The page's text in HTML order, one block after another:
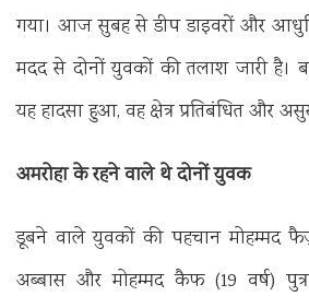
गया। आज सुबह से डीप डाइवरों और
मदद से दोनों युवकों की तलाश जारी है।
यह हादसा हुआ, वह क्षेत्र प्रतिबंधित और
अमरोहा के रहने वाले थे दोनों युवक
डूबने वाले युवकों की पहचान मोहम्मद
अब्बास और मोहम्मद कैफ (19 वर्ष)